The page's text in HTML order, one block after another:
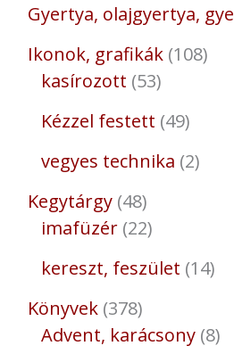
Gyertya, olajgyertya,
Ikonok, grafikák 108
kasírozott 53
Kézzel festett 49
vegyes technika 2
Kegytárgy 48
imafüzér 22
kereszt, feszület 14
Könyvek 378
Advent, karácsony 8